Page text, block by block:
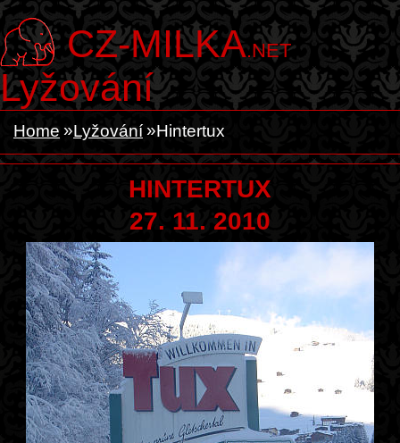
CZ-MILKA.NET
Lyžování
Home Lyžování Hintertux
HINTERTUX
27. 11. 2010